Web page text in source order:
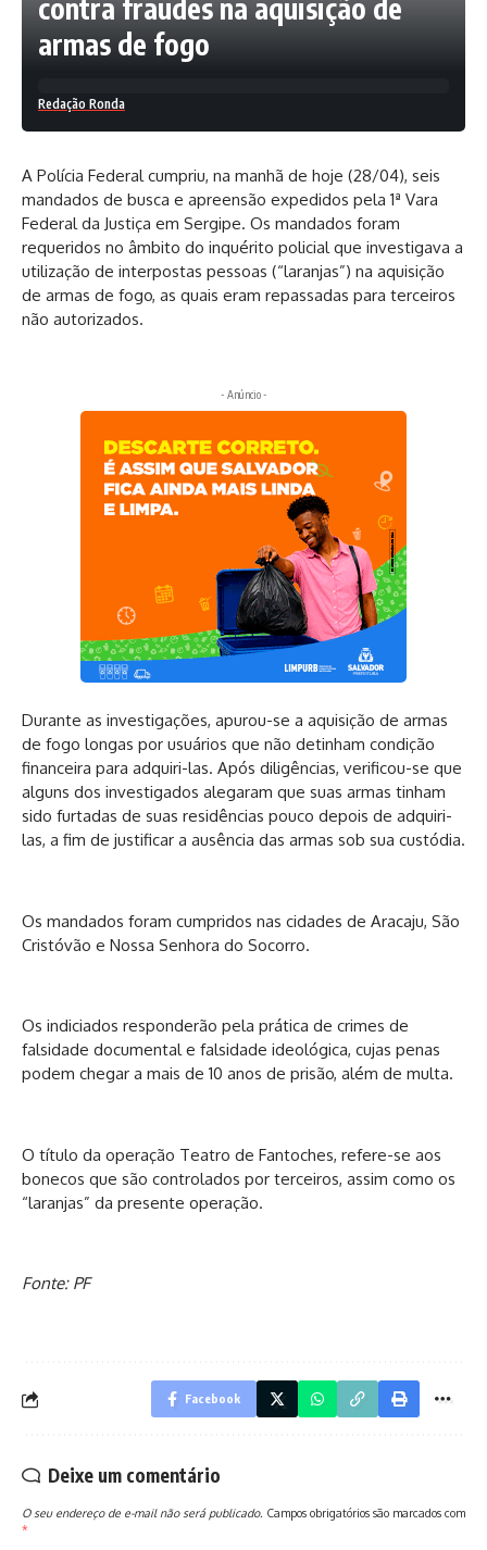
contra fraudes na aquisição de
armas de fogo
Redação Ronda
A Polícia Federal cumpriu, na manhã de hoje (28/04), seis
mandados de busca e apreensão expedidos pela 1ª Vara
Federal da Justiça em Sergipe. Os mandados foram
requeridos no âmbito do inquérito policial que investigava a
utilização de interpostas pessoas (“laranjas”) na aquisição
de armas de fogo, as quais eram repassadas para terceiros
não autorizados.
- Anúncio -
Durante as investigações, apurou-se a aquisição de armas
de fogo longas por usuários que não detinham condição
financeira para adquiri-las. Após diligências, verificou-se que
alguns dos investigados alegaram que suas armas tinham
sido furtadas de suas residências pouco depois de adquiri-
las, a fim de justificar a ausência das armas sob sua custódia.
Os mandados foram cumpridos nas cidades de Aracaju, São
Cristóvão e Nossa Senhora do Socorro.
Os indiciados responderão pela prática de crimes de
falsidade documental e falsidade ideológica, cujas penas
podem chegar a mais de 10 anos de prisão, além de multa.
O título da operação Teatro de Fantoches, refere-se aos
bonecos que são controlados por terceiros, assim como os
“laranjas” da presente operação.
Fonte: PF
Facebook
Deixe um comentário
O seu endereço de e-mail não será publicado. Campos obrigatórios são marcados com
*